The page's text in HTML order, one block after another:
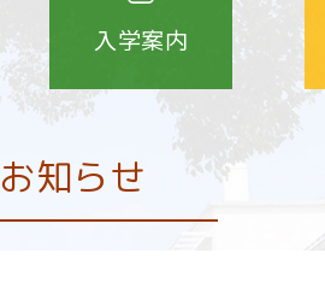
入学案内
お知らせ